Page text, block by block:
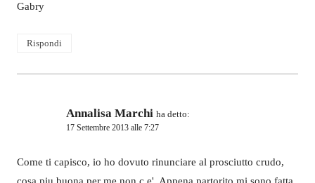
Gabry
Rispondi
Annalisa Marchi ha detto:
17 Settembre 2013 alle 7:27
Come ti capisco, io ho dovuto rinunciare al prosciutto crudo,